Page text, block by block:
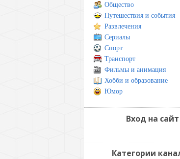
Общество
Путешествия и события
Развлечения
Сериалы
Спорт
Транспорт
Фильмы и анимация
Хобби и образование
Юмор
Вход на сайт
Категории